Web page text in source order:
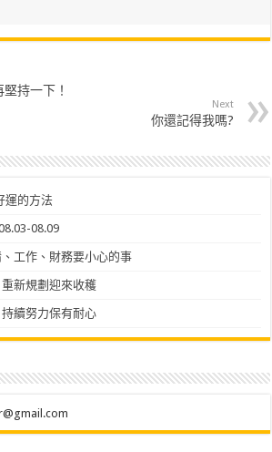
持一下！
Next
你還記得我嗎?
運的方法
08.09
工作、財務要小心的事
新規劃迎來收穫
續努力保有耐心